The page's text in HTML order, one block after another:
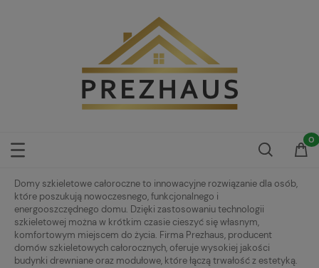
Domy szkieletowe całoroczne to innowacyjne rozwiązanie dla osób,
które poszukują nowoczesnego, funkcjonalnego i
energooszczędnego domu. Dzięki zastosowaniu technologii
szkieletowej można w krótkim czasie cieszyć się własnym,
komfortowym miejscem do życia. Firma Prezhaus, producent
domów szkieletowych całorocznych, oferuje wysokiej jakości
budynki drewniane oraz modułowe, które łączą trwałość z estetyką.